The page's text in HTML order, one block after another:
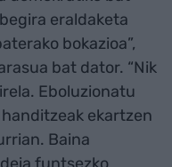
eraldaketa
bokazioa”,
bat dator. “Nik
Eboluzionatu
ekartzen
Baina